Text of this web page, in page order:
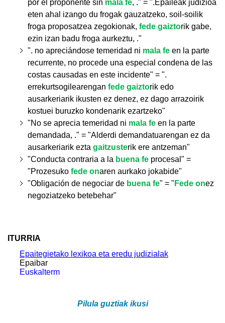
por el proponente sin mala fe, ." = ".Epaileak judizioa
eten ahal izango du frogak gauzatzeko, soil-soilik
froga proposatzea zegokionak, fede gaiztorik gabe,
ezin izan badu froga aurkeztu, ."
". no apreciándose temeridad ni mala fe en la parte
recurrente, no procede una especial condena de las
costas causadas en este incidente" = ".
errekurtsogilearengan fede gaiztorik edo
ausarkeriarik ikusten ez denez, ez dago arrazoirik
kostuei buruzko kondenarik ezartzeko"
"No se aprecia temeridad ni mala fe en la parte
demandada, ." = "Alderdi demandatuarengan ez da
ausarkeriarik ezta gaitzusterik ere antzeman"
"Conducta contraria a la buena fe procesal" =
"Prozesuko fede onaren aurkako jokabide"
"Obligación de negociar de buena fe" = " Fede onez
negoziatzeko betebehar"
ITURRIA
Epaitegietako lexikoa eta eredu judizialak
Epaibar
Euskalterm
Pilula guztiak ikusi